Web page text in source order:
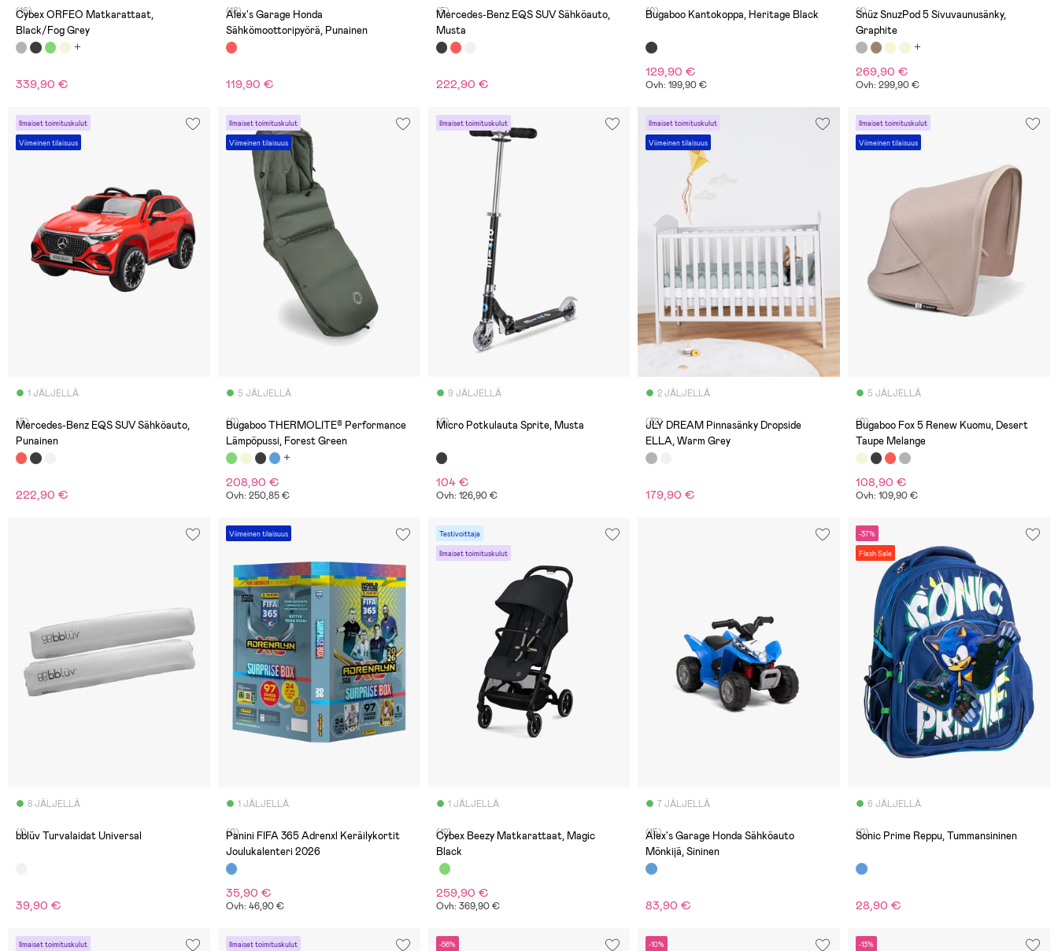
(16)
Cybex ORFEO Matkarattaat,
Black/Fog Grey
339,90 €
(18)
Alex's Garage Honda
Sähkömoottoripyörä, Punainen
119,90 €
(5)
Mercedes-Benz EQS SUV Sähköauto,
Musta
222,90 €
(0)
Bugaboo Kantokoppa, Heritage Black
129,90 €
Ovh: 199,90 €
(1)
Snüz SnuzPod 5 Sivuvaunusänky,
Graphite
269,90 €
Ovh: 299,90 €
Ilmaiset toimituskulut
Viimeinen tilaisuus
1 JÄLJELLÄ
(5)
Mercedes-Benz EQS SUV Sähköauto,
Punainen
222,90 €
Ilmaiset toimituskulut
Viimeinen tilaisuus
5 JÄLJELLÄ
(0)
Bugaboo THERMOLITE® Performance
Lämpöpussi, Forest Green
208,90 €
Ovh: 250,85 €
Ilmaiset toimituskulut
9 JÄLJELLÄ
(0)
Micro Potkulauta Sprite, Musta
104 €
Ovh: 126,90 €
Ilmaiset toimituskulut
Viimeinen tilaisuus
2 JÄLJELLÄ
(32)
JLY DREAM Pinnasänky Dropside
ELLA, Warm Grey
179,90 €
Ilmaiset toimituskulut
Viimeinen tilaisuus
5 JÄLJELLÄ
(0)
Bugaboo Fox 5 Renew Kuomu, Desert
Taupe Melange
108,90 €
Ovh: 109,90 €
8 JÄLJELLÄ
(1)
bblüv Turvalaidat Universal
39,90 €
Viimeinen tilaisuus
1 JÄLJELLÄ
(0)
Panini FIFA 365 Adrenxl Keräilykortit
Joulukalenteri 2026
35,90 €
Ovh: 46,90 €
Testivoittaja
Ilmaiset toimituskulut
1 JÄLJELLÄ
(12)
Cybex Beezy Matkarattaat, Magic
Black
259,90 €
Ovh: 369,90 €
7 JÄLJELLÄ
(15)
Alex's Garage Honda Sähköauto
Mönkijä, Sininen
83,90 €
-37%
Flash Sale
6 JÄLJELLÄ
(0)
Sonic Prime Reppu, Tummansininen
28,90 €
Ilmaiset toimituskulut Ilmaiset toimituskulut -56% -10% -13%